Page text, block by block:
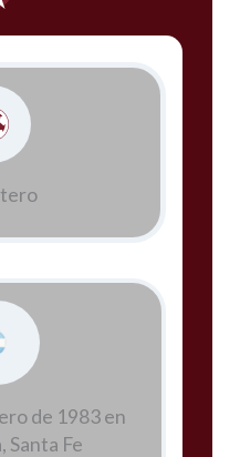
de 1983 en
Santa Fe